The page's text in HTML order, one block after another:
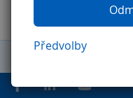
Předvolby
Obchodní podmínky